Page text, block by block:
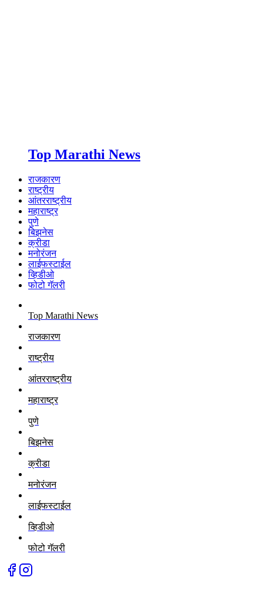
Top Marathi News
राजकारण
राष्ट्रीय
आंतरराष्ट्रीय
महाराष्ट्र
पुणे
बिझनेस
क्रीडा
मनोरंजन
लाईफस्टाईल
व्हिडीओ
फोटो गॅलरी
Top Marathi News
राजकारण
राष्ट्रीय
आंतरराष्ट्रीय
महाराष्ट्र
पुणे
बिझनेस
क्रीडा
मनोरंजन
लाईफस्टाईल
व्हिडीओ
फोटो गॅलरी